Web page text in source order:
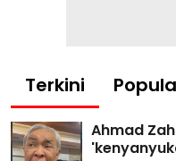
Terkini
Ahmad